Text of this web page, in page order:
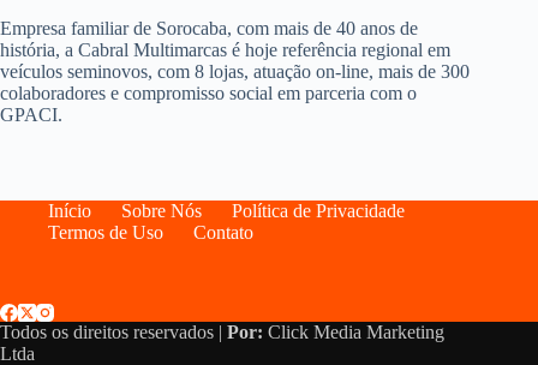
Empresa familiar de Sorocaba, com mais de 40 anos de
história, a Cabral Multimarcas é hoje referência regional em
veículos seminovos, com 8 lojas, atuação on-line, mais de 300
colaboradores e compromisso social em parceria com o
GPACI.
Início Sobre Nós
Política de Privacidade
Termos de Uso
Contato
Todos os direitos reservados | Por: Click Media Marketing
Ltda